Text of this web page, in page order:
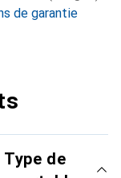
de garantie
de